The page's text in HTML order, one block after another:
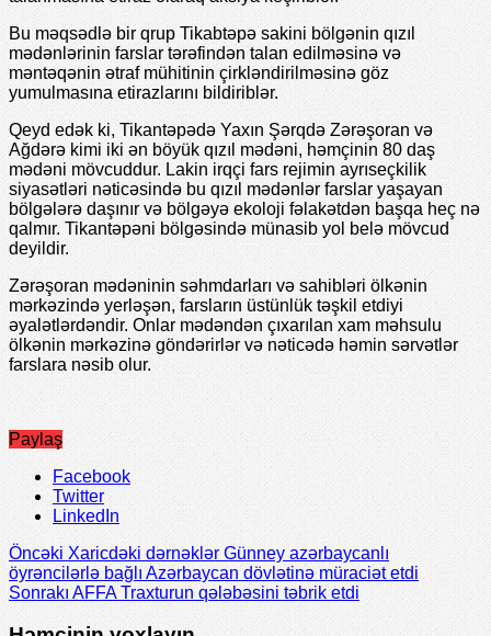
Bu məqsədlə bir qrup Tikabtəpə sakini bölgənin qızıl
mədənlərinin farslar tərəfindən talan edilməsinə və
məntəqənin ətraf mühitinin çirkləndirilməsinə göz
yumulmasına etirazlarını bildiriblər.
Qeyd edək ki, Tikantəpədə Yaxın Şərqdə Zərəşoran və
Ağdərə kimi iki ən böyük qızıl mədəni, həmçinin 80 daş
mədəni mövcuddur. Lakin irqçi fars rejimin ayrıseçkilik
siyasətləri nəticəsində bu qızıl mədənlər farslar yaşayan
bölgələrə daşınır və bölgəyə ekoloji fəlakətdən başqa heç nə
qalmır. Tikantəpəni bölgəsində münasib yol belə mövcud
deyildir.
Zərəşoran mədəninin səhmdarları və sahibləri ölkənin
mərkəzində yerləşən, farsların üstünlük təşkil etdiyi
əyalətlərdəndir. Onlar mədəndən çıxarılan xam məhsulu
ölkənin mərkəzinə göndərirlər və nəticədə həmin sərvətlər
farslara nəsib olur.
Paylaş
Facebook
Twitter
LinkedIn
ÖncəkiXaricdəki dərnəklər Günney azərbaycanlı
öyrəncilərlə bağlı Azərbaycan dövlətinə müraciət etdi
Sonrakı AFFA Traxturun qələbəsini təbrik etdi